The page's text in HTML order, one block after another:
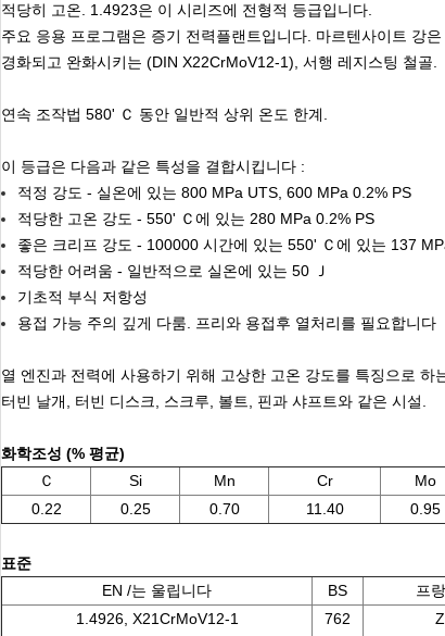
적당히 고온. 1.4923은 이 시리즈에 전형적 등급입니다.
주요 응용 프로그램은 증기 전력플랜트입니다. 마르텐사이트 강
경화되고 완화시키는 (DIN X22CrMoV12-1), 서행 레지스팅 철골.
연속 조작법 580' Ｃ 동안 일반적 상위 온도 한계.
이 등급은 다음과 같은 특성을 결합시킵니다 :
적정 강도 - 실온에 있는 800 MPa UTS, 600 MPa 0.2% PS
적당한 고온 강도 - 550' Ｃ에 있는 280 MPa 0.2% PS
좋은 크리프 강도 - 100000 시간에 있는 550' Ｃ에 있는 137
적당한 어려움 - 일반적으로 실온에 있는 50 Ｊ
기초적 부식 저항성
용접 가능 주의 깊게 다룸. 프리와 용접후 열처리를 필요합니다
열 엔진과 전력에 사용하기 위해 고상한 고온 강도를 특징으로 하
터빈 날개, 터빈 디스크, 스크루, 볼트, 핀과 샤프트와 같은 시설.
화학조성 (% 평균)
Ｃ
Si Mn Cr Mo
0.22
0.25 0.70 11.40 0.95
표준
EN /는 울립니다
BS 프
1.4926, X21CrMoV12-1
762